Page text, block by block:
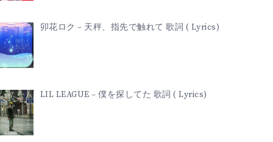
卯花ロク – 天秤、指先で触れて 歌詞 ( Lyrics)
LIL LEAGUE – 僕を探してた 歌詞 ( Lyrics)